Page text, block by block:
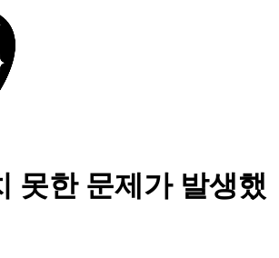
못한 문제가 발생했